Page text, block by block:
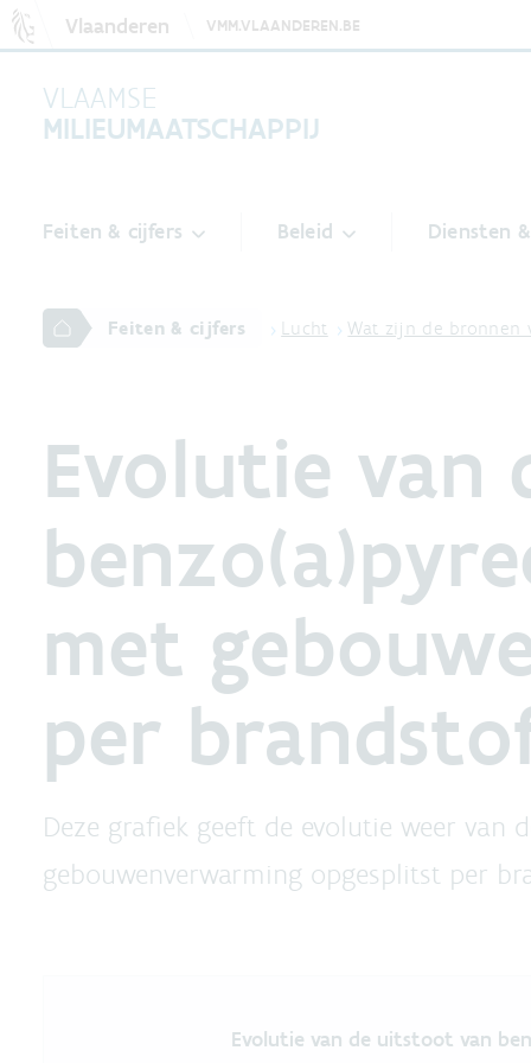
Vlaanderen VMM.VLAANDEREN.BE
VLAAMSE
MILIEUMAATSCHAPPIJ
Feiten & cijfers Beleid Diensten
Feiten & cijfers Lucht Wat zijn de bronnen
Evolutie van
met
per
Deze grafiek geeft de evolutie weer van
gebouwenverwarming opgesplitst per
Evolutie van de uitstoot
Evolutie van de uitstoot van